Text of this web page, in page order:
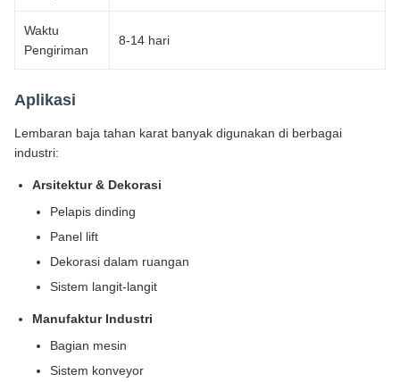
Waktu
Pengiriman
8-14 hari
Aplikasi
Lembaran baja tahan karat banyak digunakan di berbagai
industri:
Arsitektur & Dekorasi
Pelapis dinding
Panel lift
Dekorasi dalam ruangan
Sistem langit-langit
Manufaktur Industri
Bagian mesin
Sistem konveyor